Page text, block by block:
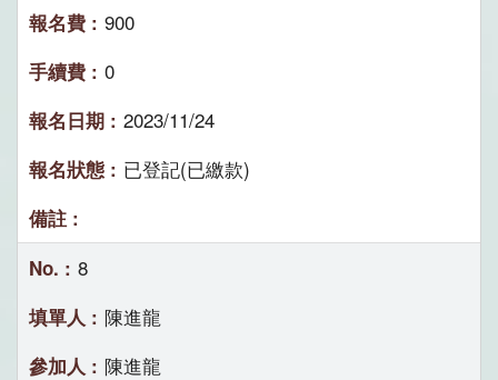
900
0
2023/11/24
已登記(已繳款)
8
陳進龍
陳進龍